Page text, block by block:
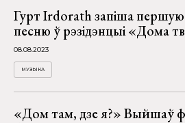
Гурт Irdorath запіша
песню ў рэзідэнцыі «Дома
08.08.2023
МУЗЫКА
«Дом там, дзе я?» Выйшаў